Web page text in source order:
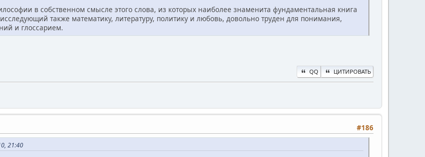
в собственном смысле этого слова, из которых наиболее знаменита фундаментальная книга
также математику, литературу, политику и любовь, довольно труден для понимания,
и глоссарием.
QQ ЦИТИРОВАТЬ
#186
21:40